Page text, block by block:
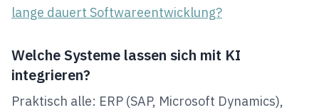
lange dauert Softwareentwicklung?
Welche Systeme lassen sich mit KI
integrieren?
Praktisch alle: ERP (SAP, Microsoft Dynamics),